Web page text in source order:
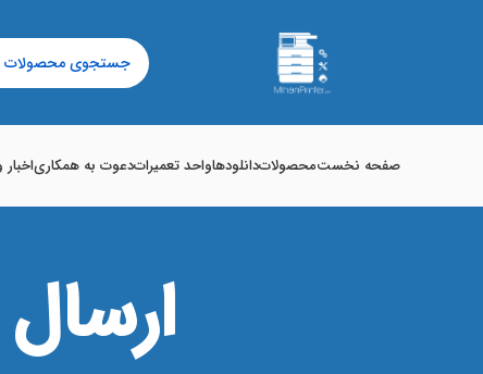
صفحه نخستمحصولاتدانلودهاواحد تعمیراتدعوت به همکاری